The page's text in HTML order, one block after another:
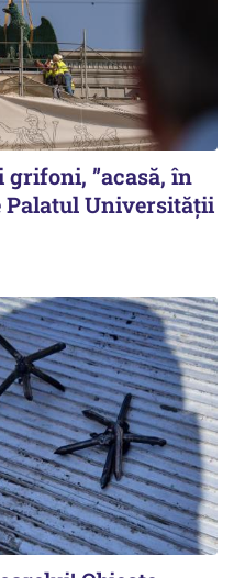
”acasă, în
Palatul Universității